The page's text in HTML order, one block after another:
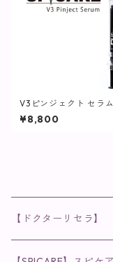
V3ピンジェクト セラ
l【SPICARE】
¥8,800
【ドクターリセラ】